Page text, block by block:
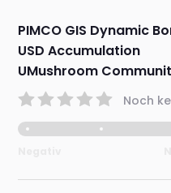
PIMCO GIS Dynamic
USD Accumulation
UMushroom
Noch